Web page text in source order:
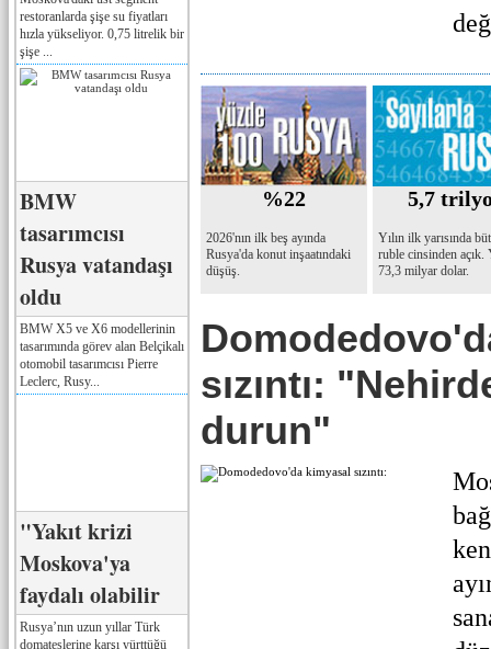
restoranlarda şişe su fiyatları
hızla yükseliyor. 0,75 litrelik bir
şişe ...
BMW
tasarımcısı
Rusya vatandaşı
oldu
BMW X5 ve X6 modellerinin
tasarımında görev alan Belçikalı
otomobil tasarımcısı Pierre
Leclerc, Rusy...
"Yakıt krizi
Moskova'ya
faydalı olabilir
Rusya’nın uzun yıllar Türk
domateslerine karşı yürttüğü
%22
2026'nın ilk beş ayında
Rusya'da konut inşaatındaki
düşüş.
5,7
Yılın ilk yarısında
ruble cinsinden açık.
73,3 milyar dolar.
sızıntı:
durun"